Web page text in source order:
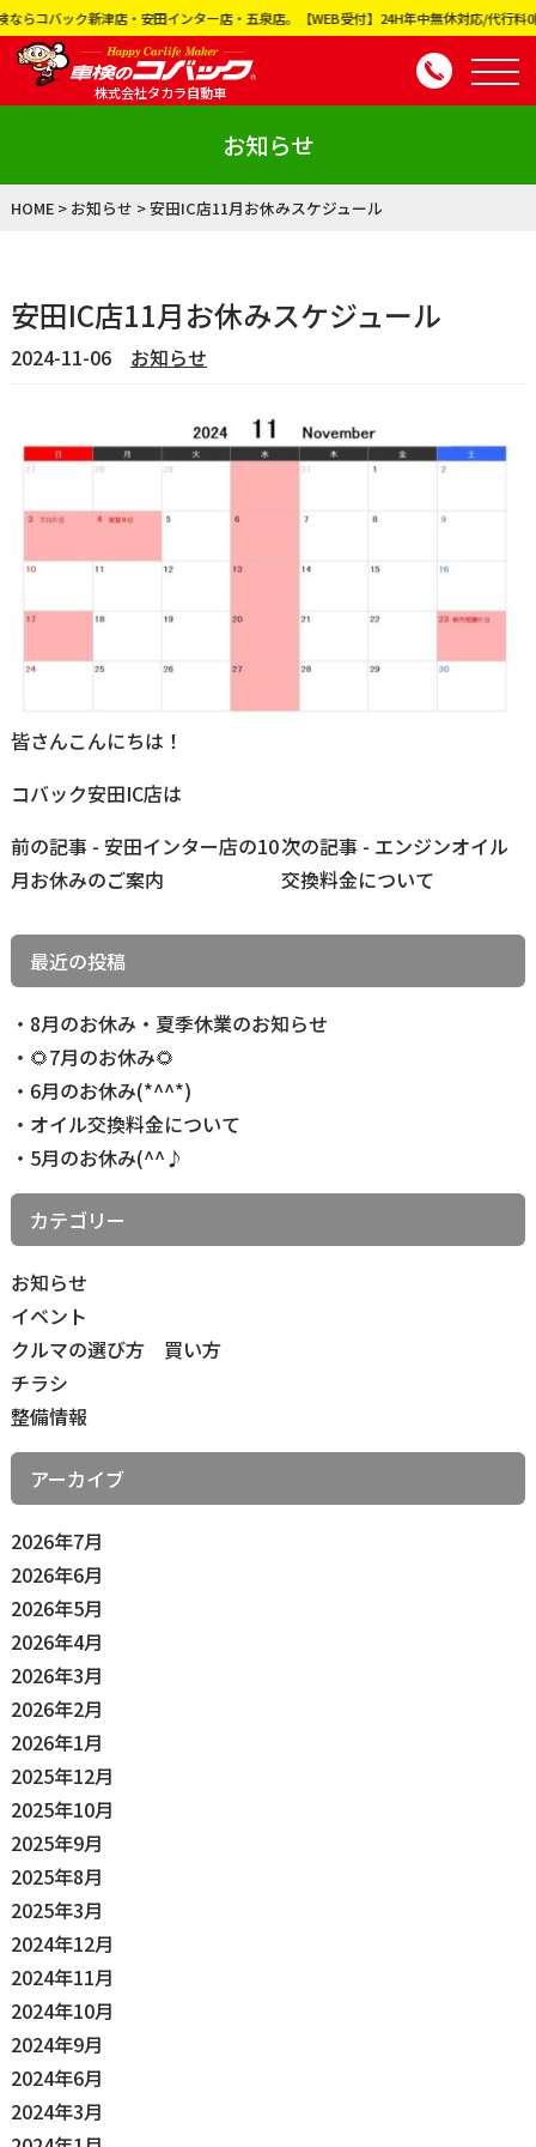
ック新津店・安田インター店・五泉店。【WEB受付】24H年中無休対応/代行料0円、
株式会社タカラ自動車
お知らせ
HOME> お知らせ >安田IC店11月お休みスケジュール
安田IC店11月お休みスケジュール
2024-11-06 お知らせ
皆さんこんにちは！
コバック安田IC店は
前
後
記
事
前の記事 - 安田インター店の10
月お休みのご案内
次の記事 - エンジンオイル
交換料金について
最近の投稿
8月のお休み・夏季休業のお知らせ
🌻7月のお休み🌻
6月のお休み(*^^*)
オイル交換料金について
5月のお休み(^^♪
カテゴリー
お知らせ
イベント
クルマの選び方 買い方
チラシ
整備情報
アーカイブ
2026年7月
2026年6月
2026年5月
2026年4月
2026年3月
2026年2月
2026年1月
2025年12月
2025年10月
2025年9月
2025年8月
2025年3月
2024年12月
2024年11月
2024年10月
2024年9月
2024年6月
2024年3月